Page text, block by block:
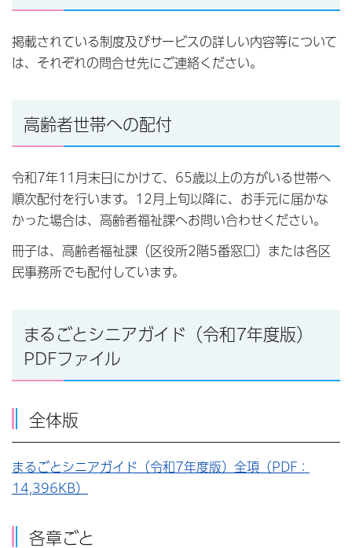
掲載されている制度及びサービスの詳しい内容等について
は、それぞれの問合せ先にご連絡ください。
高齢者世帯への配付
令和7年11月末日にかけて、65歳以上の方がいる世帯へ
順次配付を行います。12月上旬以降に、お手元に届かな
かった場合は、高齢者福祉課へお問い合わせください。
冊子は、高齢者福祉課（区役所2階5番窓口）または各区
民事務所でも配付しています。
まるごとシニアガイド（令和7年度版）
PDFファイル
全体版
まるごとシニアガイド（令和7年度版）全項（PDF：
14,396KB）
各章ごと